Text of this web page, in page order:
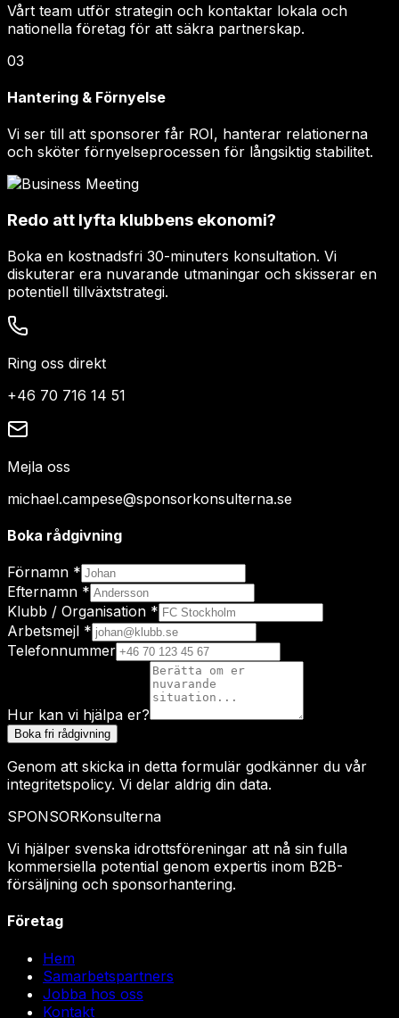
Vårt team utför strategin och kontaktar lokala och
nationella företag för att säkra partnerskap.
03
Hantering & Förnyelse
Vi ser till att sponsorer får ROI, hanterar relationerna
och sköter förnyelseprocessen för långsiktig stabilitet.
Redo att lyfta klubbens ekonomi?
Boka en kostnadsfri 30-minuters konsultation. Vi
diskuterar era nuvarande utmaningar och skisserar en
potentiell tillväxtstrategi.
Ring oss direkt
+46 70 716 14 51
Mejla oss
michael.campese@sponsorkonsulterna.se
Boka rådgivning
Förnamn *
Efternamn *
Klubb / Organisation *
Arbetsmejl *
Telefonnummer
Hur kan vi hjälpa er?
Boka fri rådgivning
Genom att skicka in detta formulär godkänner du vår
integritetspolicy. Vi delar aldrig din data.
SPONSORKonsulterna
Vi hjälper svenska idrottsföreningar att nå sin fulla
kommersiella potential genom expertis inom B2B-
försäljning och sponsorhantering.
Företag
Hem
Samarbetspartners
Jobba hos oss
Kontakt